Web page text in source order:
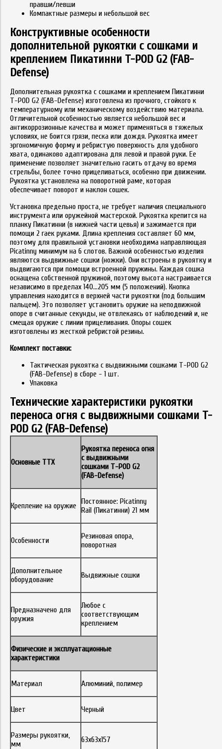
правши/левши
Компактные размеры и небольшой вес
Конструктивные особенности
дополнительной рукоятки с сошками и
креплением Пикатинни T-POD G2 (FAB-
Defense)
Дополнительная рукоятка с сошками и креплением Пикатинни
T-POD G2 (FAB-Defense) изготовлена из прочного, стойкого к
температурному или механическому воздействию материала.
Отличительной особенностью является небольшой вес и
антикоррозионные качества и может применяться в тяжелых
условиях, не боится грязи, песка или дождя. Рукоятка имеет
эргономичную форму и ребристую поверхность для удобного
хвата, одинаково адаптирована для левой и правой руки. Ее
применение позволяет значительно гасить отдачу во время
стрельбы, более точно прицеливаться, особенно при движении.
Рукоятка установлена на поворотной раме, которая
обеспечивает поворот и наклон сошек.
Установка предельно проста, не требует наличия специального
инструмента или оружейной мастерской. Рукоятка крепится на
планку Пикатинни (в нижней части цевья) и зажимается при
помощи 2 гаек руками. Длина крепления составляет 60 мм,
поэтому для правильной установки необходима направляющая
Picatinny минимум на 6 слотов. Важной особенностью изделия
являются выдвижные сошки (ножки). Они встроены в рукоятку и
выдвигаются при помощи встроенной пружины. Каждая сошка
оснащена собственной пружиной, поэтому высота настраивается
независимо в пределах 140…205 мм (5 положений). Кнопка
управления находится в верхней части рукоятки (под большим
пальцем). Это позволяет установить оружие на неподвижной
опоре в считанные секунды, не отвлекаясь от наблюдений и, не
смещая оружие с линии прицеливания. Опоры сошек
изготовлены из жесткой ребристой резины.
Комплект поставки:
Тактическая рукоятка с выдвижными сошками T-POD G2
(FAB-Defense) в сборе - 1 шт.
Упаковка
Технические характеристики рукоятки
переноса огня с выдвижными сошками T-
POD G2 (FAB-Defense)
Основные ТТХ
Рукоятка переноса огня
с выдвижными
сошками T-POD G2
(FAB-Defense)
Крепление на оружие Постоянное: Picatinny
Rail (Пикатинни) 21 мм
Особенности
Резиновая опора,
поворотная
Дополнительное
оборудование
Выдвижные сошки
Предназначено для
оружия
Любое с
соответствующим
креплением
Физические и эксплуатационные
характеристики
Материал Алюминий, полимер
Цвет Черный
Размеры рукоятки,
мм
63х63х157